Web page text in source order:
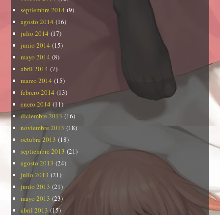
septiembre 2014 (9)
agosto 2014 (16)
julio 2014 (17)
junio 2014 (15)
mayo 2014 (8)
abril 2014 (7)
marzo 2014 (15)
febrero 2014 (13)
enero 2014 (11)
diciembre 2013 (16)
noviembre 2013 (18)
octubre 2013 (18)
septiembre 2013 (21)
agosto 2013 (24)
julio 2013 (21)
junio 2013 (21)
mayo 2013 (23)
abril 2013 (15)